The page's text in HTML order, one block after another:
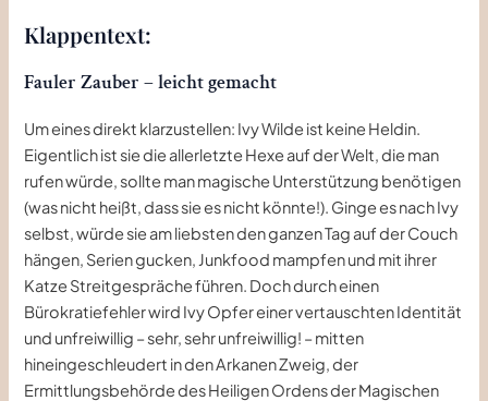
Klappentext:
Fauler Zauber – leicht gemacht
Um eines direkt klarzustellen: Ivy Wilde ist keine Heldin.
Eigentlich ist sie die allerletzte Hexe auf der Welt, die man
rufen würde, sollte man magische Unterstützung benötigen
(was nicht heißt, dass sie es nicht könnte!). Ginge es nach Ivy
selbst, würde sie am liebsten den ganzen Tag auf der Couch
hängen, Serien gucken, Junkfood mampfen und mit ihrer
Katze Streitgespräche führen. Doch durch einen
Bürokratiefehler wird Ivy Opfer einer vertauschten Identität
und unfreiwillig – sehr, sehr unfreiwillig! – mitten
hineingeschleudert in den Arkanen Zweig, der
Ermittlungsbehörde des Heiligen Ordens der Magischen